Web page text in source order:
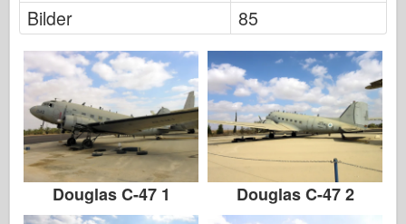
Bilder
85
Douglas C-47 1 Douglas C-47 2